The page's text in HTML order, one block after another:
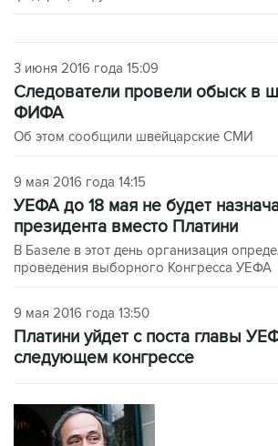
3 июня 2016 года 15:09
Следователи провели обыск в
ФИФА
Об этом сообщили швейцарские СМИ
9 мая 2016 года 14:15
УЕФА до 18 мая не будет
президента вместо Платини
В Базеле в этот день организация
проведения выборного Конгресса УЕФА
9 мая 2016 года 13:50
Платини уйдет с поста главы
следующем конгрессе